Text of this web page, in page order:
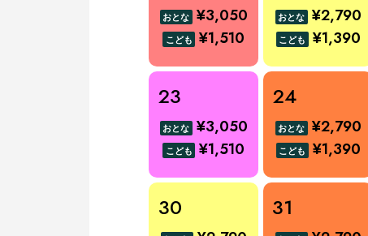
おとな ¥3,050
こども ¥1,510
おとな ¥2,790
こども ¥1,390
23
おとな ¥3,050
こども ¥1,510
24
おとな ¥2,790
こども ¥1,390
30 31